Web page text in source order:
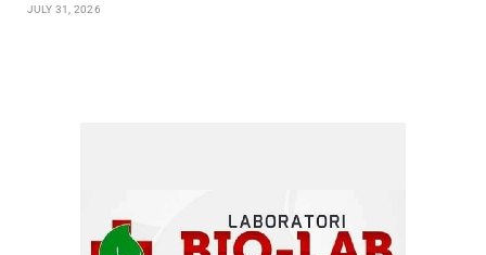
JULY 31, 2026